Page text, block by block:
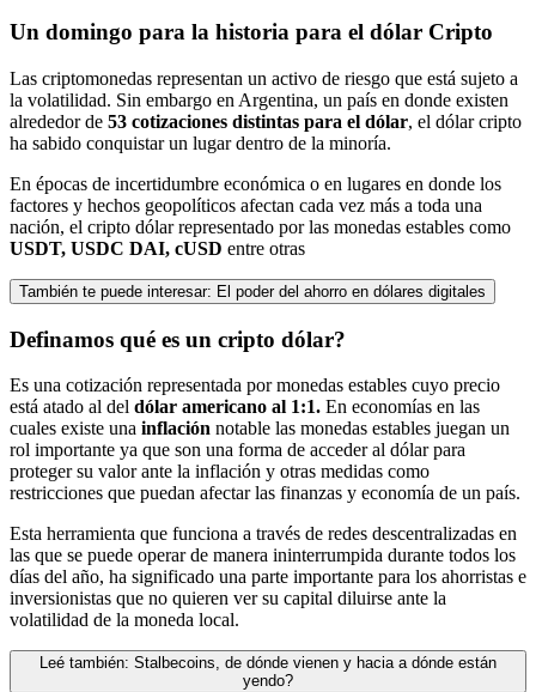
Un domingo para la historia para el dólar Cripto
Las criptomonedas representan un activo de riesgo que está sujeto a
la volatilidad. Sin embargo en Argentina, un país en donde existen
alrededor de 53 cotizaciones distintas para el dólar, el dólar cripto
ha sabido conquistar un lugar dentro de la minoría.
En épocas de incertidumbre económica o en lugares en donde los
factores y hechos geopolíticos afectan cada vez más a toda una
nación, el cripto dólar representado por las monedas estables como
USDT, USDC DAI, cUSD entre otras
También te puede interesar: El poder del ahorro en dólares digitales
Definamos qué es un cripto dólar?
Es una cotización representada por monedas estables cuyo precio
está atado al del dólar americano al 1:1. En economías en las
cuales existe una inflación notable las monedas estables juegan un
rol importante ya que son una forma de acceder al dólar para
proteger su valor ante la inflación y otras medidas como
restricciones que puedan afectar las finanzas y economía de un país.
Esta herramienta que funciona a través de redes descentralizadas en
las que se puede operar de manera ininterrumpida durante todos los
días del año, ha significado una parte importante para los ahorristas e
inversionistas que no quieren ver su capital diluirse ante la
volatilidad de la moneda local.
Leé también: Stalbecoins, de dónde vienen y hacia a dónde están
yendo?